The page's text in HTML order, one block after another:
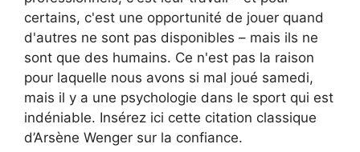
certains, c'est une opportunité de jouer quand
d'autres ne sont pas disponibles – mais ils ne
sont que des humains. Ce n'est pas la raison
pour laquelle nous avons si mal joué samedi,
mais il y a une psychologie dans le sport qui est
indéniable. Insérez ici cette citation classique
d’Arsène Wenger sur la confiance.